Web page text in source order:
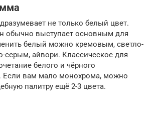
не только белый цвет.
обычно выступает основным для
белый можно кремовым, светло-
серым, айвори. Классическое для
белого и чёрного
Если вам мало монохрома, можно
палитру ещё 2-3 цвета.